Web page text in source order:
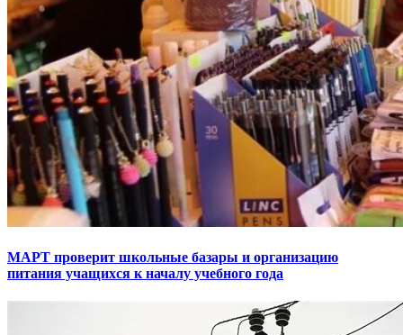
МАРТ проверит школьные базары и организацию
питания учащихся к началу учебного года